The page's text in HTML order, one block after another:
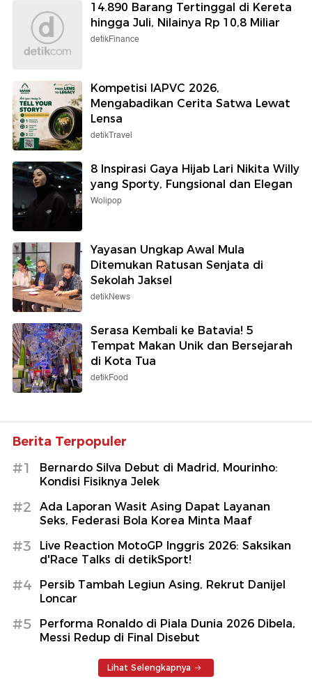
14.890 Barang Tertinggal di Kereta
hingga Juli, Nilainya Rp 10,8 Miliar
detikFinance
Kompetisi IAPVC 2026,
Mengabadikan Cerita Satwa Lewat
Lensa
detikTravel
8 Inspirasi Gaya Hijab Lari Nikita Willy
yang Sporty, Fungsional dan Elegan
Wolipop
Yayasan Ungkap Awal Mula
Ditemukan Ratusan Senjata di
Sekolah Jaksel
detikNews
Serasa Kembali ke Batavia! 5
Tempat Makan Unik dan Bersejarah
di Kota Tua
detikFood
Berita Terpopuler
#1
Bernardo Silva Debut di Madrid, Mourinho:
Kondisi Fisiknya Jelek
#2
Ada Laporan Wasit Asing Dapat Layanan
Seks, Federasi Bola Korea Minta Maaf
#3
Live Reaction MotoGP Inggris 2026: Saksikan
d'Race Talks di detikSport!
#4
Persib Tambah Legiun Asing, Rekrut Danijel
Loncar
#5
Performa Ronaldo di Piala Dunia 2026 Dibela,
Messi Redup di Final Disebut
Lihat Selengkapnya